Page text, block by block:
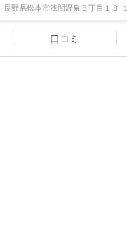
長野県松本市浅間温泉３丁目１３-１
口コミ